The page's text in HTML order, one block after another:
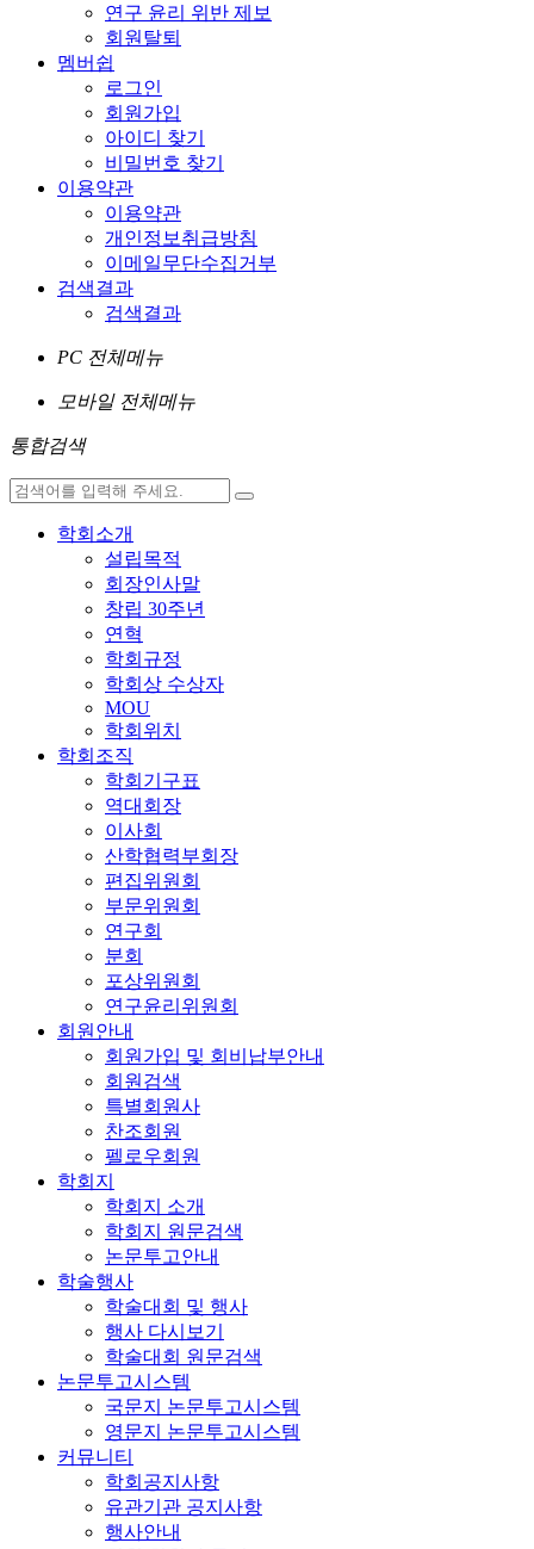
연구 윤리 위반 제보
회원탈퇴
멤버쉽
로그인
회원가입
아이디 찾기
비밀번호 찾기
이용약관
이용약관
개인정보취급방침
이메일무단수집거부
검색결과
검색결과
PC 전체메뉴
모바일 전체메뉴
통합검색
학회소개
설립목적
회장인사말
창립 30주년
연혁
학회규정
학회상 수상자
MOU
학회위치
학회조직
학회기구표
역대회장
이사회
산학협력부회장
편집위원회
부문위원회
연구회
분회
포상위원회
연구윤리위원회
회원안내
회원가입 및 회비납부안내
회원검색
특별회원사
찬조회원
펠로우회원
학회지
학회지 소개
학회지 원문검색
논문투고안내
학술행사
학술대회 및 행사
행사 다시보기
학술대회 원문검색
논문투고시스템
국문지 논문투고시스템
영문지 논문투고시스템
커뮤니티
학회공지사항
유관기관 공지사항
행사안내